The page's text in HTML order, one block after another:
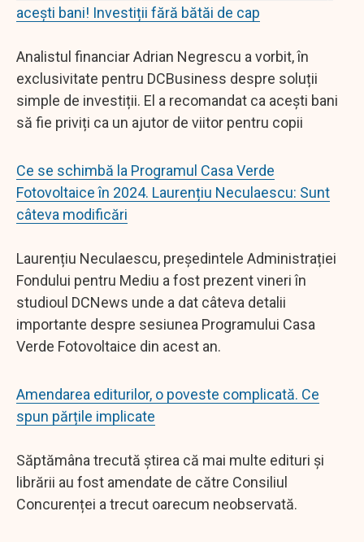
acești bani! Investiții fără bătăi de cap
Analistul financiar Adrian Negrescu a vorbit, în
exclusivitate pentru DCBusiness despre soluții
simple de investiții. El a recomandat ca acești bani
să fie priviți ca un ajutor de viitor pentru copii
Ce se schimbă la Programul Casa Verde
Fotovoltaice în 2024. Laurențiu Neculaescu: Sunt
câteva modificări
Laurențiu Neculaescu, președintele Administrației
Fondului pentru Mediu a fost prezent vineri în
studioul DCNews unde a dat câteva detalii
importante despre sesiunea Programului Casa
Verde Fotovoltaice din acest an.
Amendarea editurilor, o poveste complicată. Ce
spun părțile implicate
Săptămâna trecută știrea că mai multe edituri și
librării au fost amendate de către Consiliul
Concurenței a trecut oarecum neobservată.